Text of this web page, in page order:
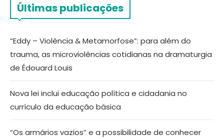
Últimas publicações
“Eddy – Violência & Metamorfose”: para além do
trauma, as microviolências cotidianas na dramaturgia
de Édouard Louis
Nova lei inclui educação política e cidadania no
currículo da educação básica
“Os armários vazios” e a possibilidade de conhecer